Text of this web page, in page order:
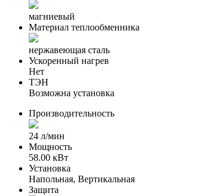
магниевый
Материал теплообменника
нержавеющая сталь
Ускоренный нагрев
Нет
ТЭН
Возможна установка
Производительность
24 л/мин
Мощность
58.00 кВт
Установка
Напольная, Вертикальная
Защита